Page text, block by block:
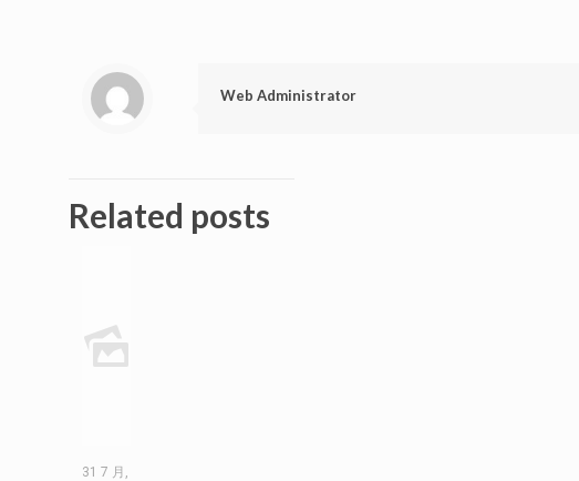
Web Administrator
Related posts
31 7 月,